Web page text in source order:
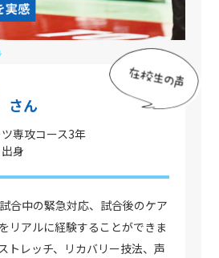
さん
専攻コース3年
身
合中の緊急対応、試合後のケア
リアルに経験することができま
トレッチ、リカバリー技法、声